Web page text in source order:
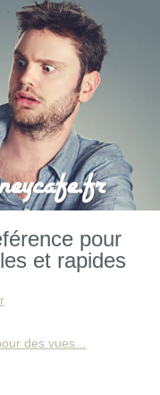
pour
et rapides
des vues...